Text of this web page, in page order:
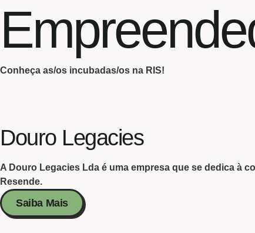
Conheça as/os incubadas/os na RIS!
Douro Legacies
A Douro Legacies Lda é uma empresa que se dedica à
Resende.
Saiba Mais